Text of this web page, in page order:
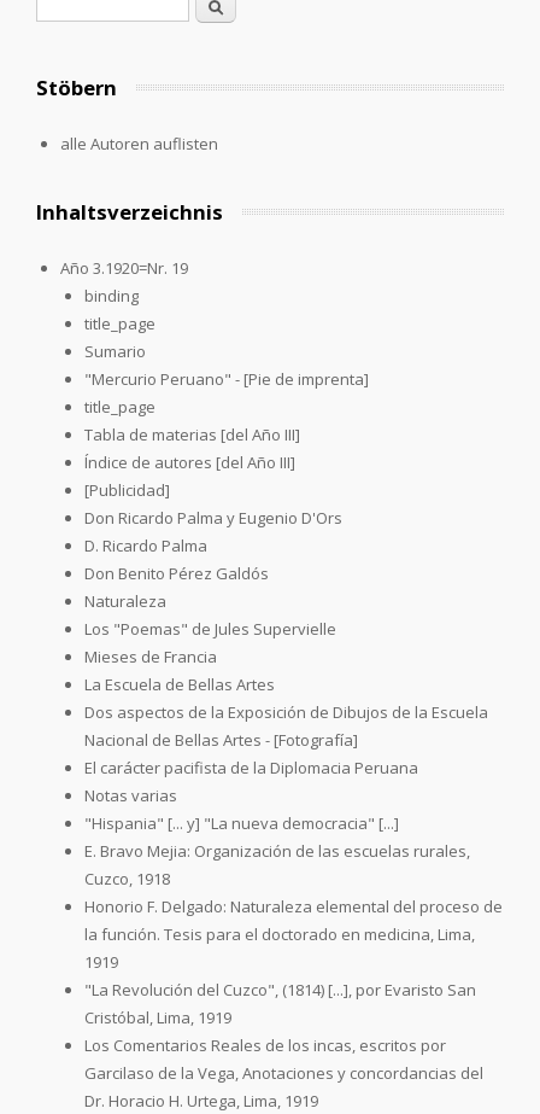
Search
Stöbern
alle Autoren auflisten
Inhaltsverzeichnis
Año 3.1920=Nr. 19
binding
title_page
Sumario
"Mercurio Peruano" - [Pie de imprenta]
title_page
Tabla de materias [del Año III]
Índice de autores [del Año III]
[Publicidad]
Don Ricardo Palma y Eugenio D'Ors
D. Ricardo Palma
Don Benito Pérez Galdós
Naturaleza
Los "Poemas" de Jules Supervielle
Mieses de Francia
La Escuela de Bellas Artes
Dos aspectos de la Exposición de Dibujos de la Escuela
Nacional de Bellas Artes - [Fotografía]
El carácter pacifista de la Diplomacia Peruana
Notas varias
"Hispania" [... y] "La nueva democracia" [...]
E. Bravo Mejia: Organización de las escuelas rurales,
Cuzco, 1918
Honorio F. Delgado: Naturaleza elemental del proceso de
la función. Tesis para el doctorado en medicina, Lima,
1919
"La Revolución del Cuzco", (1814) [...], por Evaristo San
Cristóbal, Lima, 1919
Los Comentarios Reales de los incas, escritos por
Garcilaso de la Vega, Anotaciones y concordancias del
Dr. Horacio H. Urtega, Lima, 1919